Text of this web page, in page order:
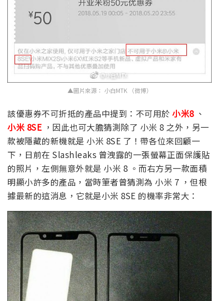
▲圖片來源： 小白MTK （微博）
該優惠券不可折抵的產品中提到：不可用於 小米8、
小米 8SE ，因此也可大膽猜測除了 小米 8 之外，另一
款被隱藏的新機就是 小米 8SE 了！帶各位來回顧一
下，日前在 Slashleaks 曾洩露的一張螢幕正面保護貼
的照片，左側無意外就是 小米 8 。而右方另一款面積
明顯小許多的產品，當時筆者曾猜測為 小米 7 ，但根
據最新的這消息，它就是小米 8SE 的機率非常大：